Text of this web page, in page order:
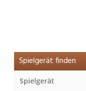
Spielgerät finden
Spielgerät